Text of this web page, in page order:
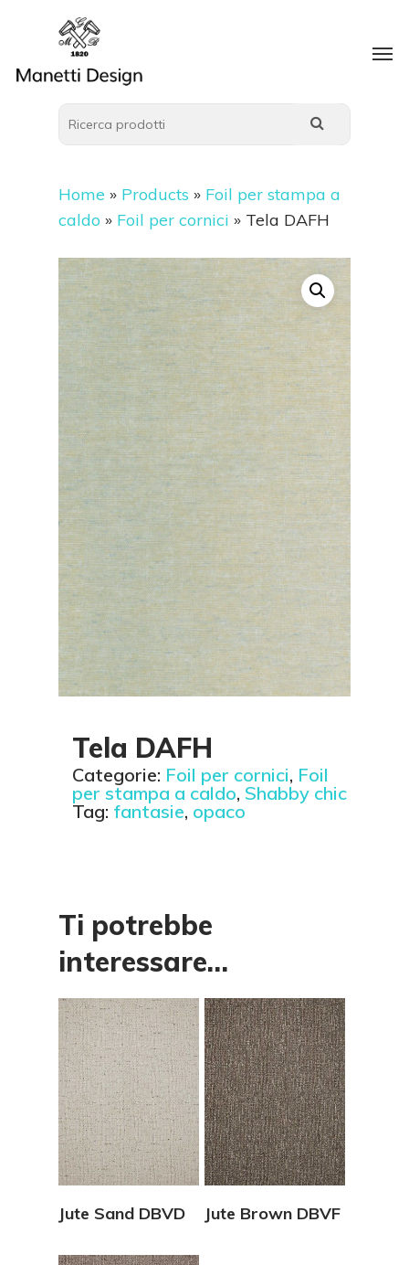
Home » Products » Foil per stampa a
caldo » Foil per cornici » Tela DAFH
Tela DAFH
Categorie: Foil per cornici, Foil
per stampa a caldo, Shabby chic
Tag: fantasie, opaco
Ti potrebbe
interessare…
Jute Sand DBVD Jute Brown DBVF